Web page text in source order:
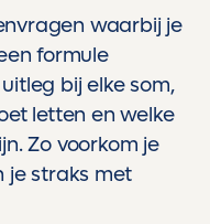
waarbij je
formule
bij elke som,
letten en welke
Zo voorkom je
je straks met